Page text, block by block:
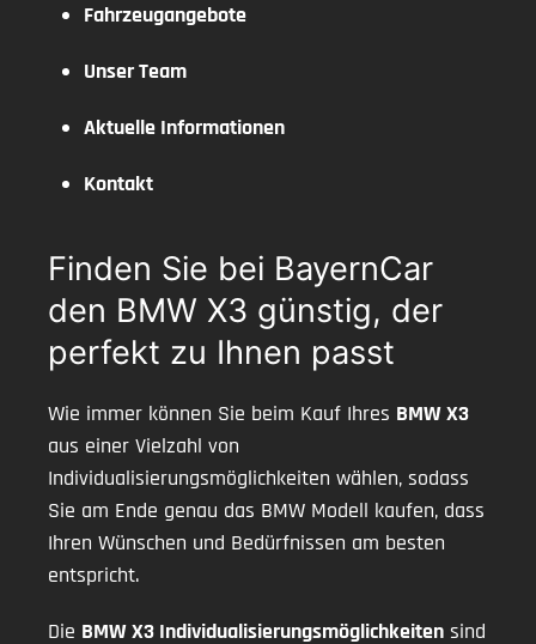
Fahrzeugangebote
Unser Team
Aktuelle Informationen
Kontakt
Finden Sie bei BayernCar
den BMW X3 günstig, der
perfekt zu Ihnen passt
Wie immer können Sie beim Kauf Ihres BMW X3
aus einer Vielzahl von
Individualisierungsmöglichkeiten wählen, sodass
Sie am Ende genau das BMW Modell kaufen, dass
Ihren Wünschen und Bedürfnissen am besten
entspricht.
Die BMW X3 Individualisierungsmöglichkeiten sind